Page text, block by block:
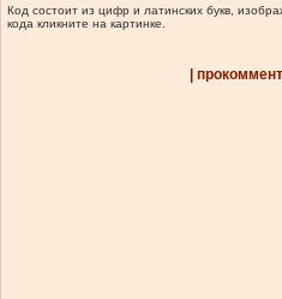
Код состоит из цифр и латинских букв,
кода кликните на картинке.
|